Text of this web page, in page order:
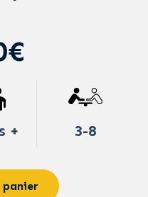
+ 3-8